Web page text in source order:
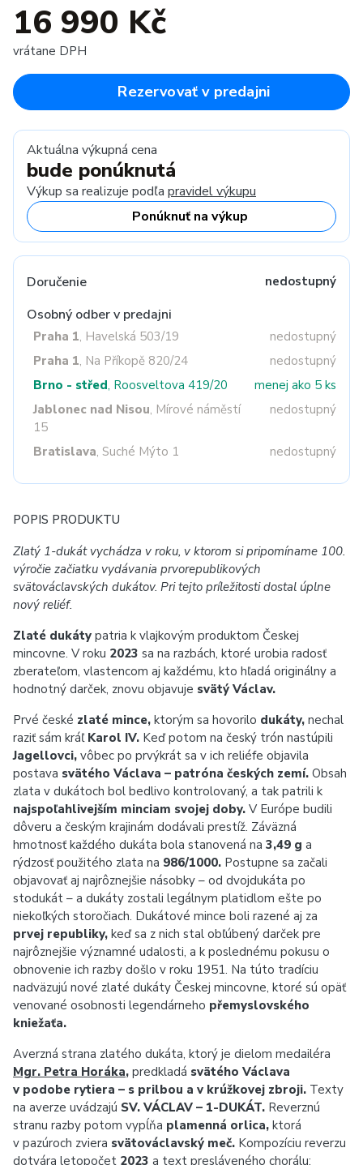
16 990 Kč
vrátane DPH
Rezervovať v predajni
Aktuálna výkupná cena
bude ponúknutá
Výkup sa realizuje podľa pravidel výkupu
Ponúknuť na výkup
Doručenie nedostupný
Osobný odber v predajni
Praha 1, Havelská 503/19
nedostupný
Praha 1, Na Příkopě 820/24
nedostupný
Brno - střed, Roosveltova 419/20
menej ako 5 ks
Jablonec nad Nisou, Mírové náměstí
15
nedostupný
Bratislava, Suché Mýto 1 nedostupný
POPIS PRODUKTU
Zlatý 1-dukát vychádza v roku, v ktorom si pripomíname 100.
výročie začiatku vydávania prvorepublikových
svätováclavských dukátov. Pri tejto príležitosti dostal úplne
nový reliéf.
Zlaté dukáty patria k vlajkovým produktom Českej
mincovne. V roku 2023 sa na razbách, ktoré urobia radosť
zberateľom, vlastencom aj každému, kto hľadá originálny a
hodnotný darček, znovu objavuje svätý Václav.
Prvé české zlaté mince, ktorým sa hovorilo dukáty, nechal
raziť sám kráľ Karol IV. Keď potom na český trón nastúpili
Jagellovci, vôbec po prvýkrát sa v ich reliéfe objavila
postava svätého Václava – patróna českých zemí. Obsah
zlata v dukátoch bol bedlivo kontrolovaný, a tak patrili k
najspoľahlivejším minciam svojej doby. V Európe budili
dôveru a českým krajinám dodávali prestíž. Záväzná
hmotnosť každého dukáta bola stanovená na 3,49 g a
rýdzosť použitého zlata na 986/1000. Postupne sa začali
objavovať aj najrôznejšie násobky – od dvojdukáta po
stodukát – a dukáty zostali legálnym platidlom ešte po
niekoľkých storočiach. Dukátové mince boli razené aj za
prvej republiky, keď sa z nich stal obľúbený darček pre
najrôznejšie významné udalosti, a k poslednému pokusu o
obnovenie ich razby došlo v roku 1951. Na túto tradíciu
nadväzujú nové zlaté dukáty Českej mincovne, ktoré sú opäť
venované osobnosti legendárneho přemyslovského
kniežaťa.
Averzná strana zlatého dukáta, ktorý je dielom medailéra
Mgr. Petra Horáka, predkladá svätého Václava
v podobe rytiera – s prilbou a v krúžkovej zbroji. Texty
na averze uvádzajú SV. VÁCLAV – 1-DUKÁT. Reverznú
stranu razby potom vypĺňa plamenná orlica, ktorá
v pazúroch zviera svätováclavský meč. Kompozíciu reverzu
dotvára letopočet 2023 a text presláveného chorálu: